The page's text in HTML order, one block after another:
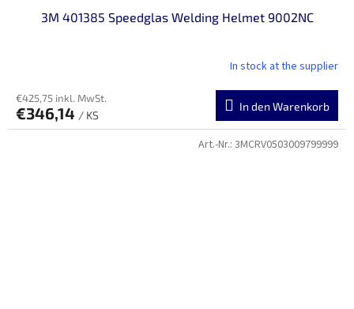
3M 401385 Speedglas Welding Helmet 9002NC
In stock at the supplier
€425,75 inkl. MwSt.
€346,14 / KS
In den Warenkorb
Art.-Nr.: 3MCRV0503009799999